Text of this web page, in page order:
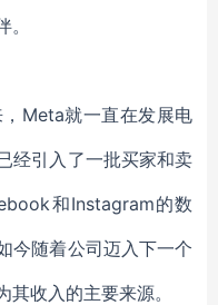
Meta就一直在发展电
经引入了一批买家和卖
和Instagram的数
今随着公司迈入下一个
收入的主要来源。